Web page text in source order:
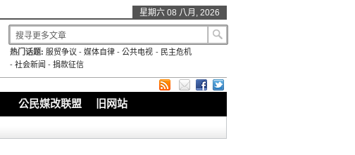
星期六 08 八月, 2026
热门话题: 服贸争议 -媒体自律 -公共电视 - 民主危机
- 社会新闻 - 捐款征信
公民媒改联盟 旧网站